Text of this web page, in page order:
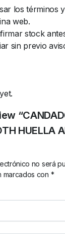
los términos
web.
stock
sin previo
HUELLA
no será
marcados con *